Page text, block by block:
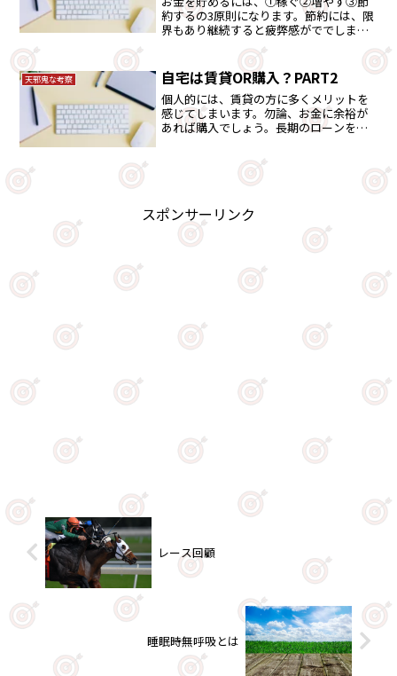
約するの3原則になります。節約には、限
界もあり継続すると疲弊感がででしまい
ます。節約より稼ぐに力点をおくべきで
天邪鬼な考察 自宅は賃貸OR購入？PART2
個人的には、賃貸の方に多くメリットを
感じてしまいます。勿論、お金に余裕が
あれば購入でしょう。長期のローンをす
す。前回の続編になります。
スポンサーリンク
レース回顧
睡眠時無呼吸とは